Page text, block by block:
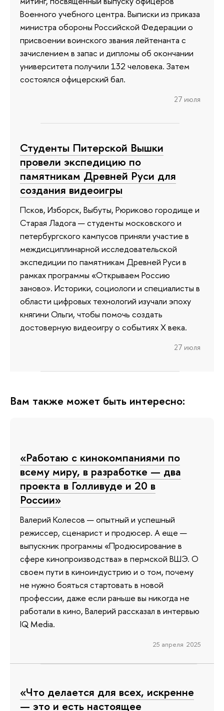
Военного учебного центра. Выписки из приказа
министра обороны Российской Федерации о
присвоении воинского звания лейтенанта с
зачислением в запас и дипломы об окончании
университета получили 132 человека. Затем
состоялся офицерский бал.
27 июля
Студенты Питерской Вышки
провели экспедицию по
памятникам Древней Руси для
создания видеоигры
Псков, Изборск, Выбуты, Рюриково городище и
Старая Ладога — студенты московского и
петербургского кампусов приняли участие в
междисциплинарной исследовательской
экспедиции по памятникам Древней Руси в
рамках программы «Открываем Россию
заново». Историки, социологи и специалисты в
области цифровых технологий изучали эпоху
княгини Ольги, чтобы помочь создать
достоверную видеоигру о событиях X века.
27 июля
Вам также может быть интересно:
«Работаю с кинокомпаниями по
всему миру, в разработке — два
проекта в Голливуде и 20 в
России»
Валерий Колесов — опытный и успешный
режиссер, сценарист и продюсер. А еще —
выпускник программы «Продюсирование в
сфере кинопроизводства» в пермской ВШЭ. О
своем пути в киноиндустрию и о том, почему
не нужно бояться стартовать в новой
профессии, даже если раньше вы никогда не
работали в кино, Валерий рассказал в интервью
IQ Media.
25 апреля 2025
«Что делается для всех, искренне
— это и есть настоящее